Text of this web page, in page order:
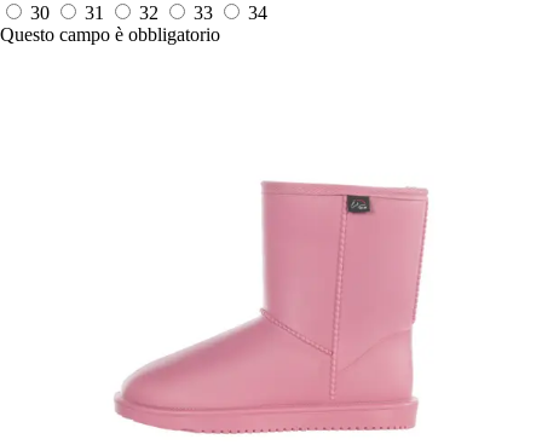
30
31 32 33
34
Questo campo è obbligatorio